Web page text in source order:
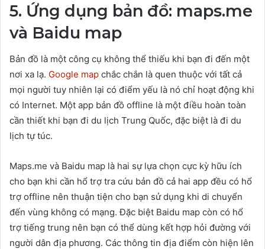
5. Ứng dụng bản đồ: maps.me
và Baidu map
Bản đồ là một công cụ không thể thiếu khi bạn đi đến một
nơi xa lạ. Google map chắc chắn là quen thuộc với tất cả
mọi người tuy nhiên lại có điểm yếu là nó chỉ hoạt động khi
có Internet. Một app bản đồ offline là một điều hoàn toàn
cần thiết khi bạn đi du lịch Trung Quốc, đặc biệt là đi du
lịch tự túc.
Maps.me và Baidu map là hai sự lựa chọn cực kỳ hữu ích
cho bạn khi cần hổ trợ tra cứu bản đồ cả hai app đều có hổ
trợ offline nên thuận tiện cho bạn sử dụng khi di chuyển
đến vùng không có mạng. Đặc biệt Baidu map còn có hổ
trợ tiếng trung nên bạn có thể dùng kết hợp hỏi đường với
người dân địa phương. Các thông tin địa điểm còn hiện lên